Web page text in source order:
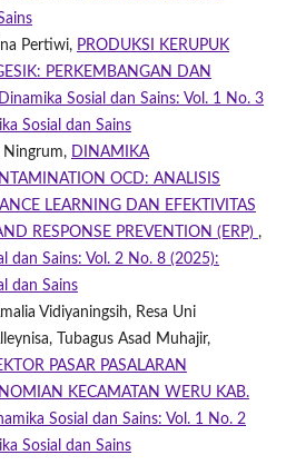
Pertiwi, PRODUKSI KERUPUK
PERKEMBANGAN DAN
Sosial dan Sains: Vol. 1 No. 3
Sosial dan Sains
Ningrum, DINAMIKA
OCD: ANALISIS
LEARNING DAN EFEKTIVITAS
RESPONSE PREVENTION (ERP) ,
dan Sains: Vol. 2 No. 8 (2025):
dan Sains
Vidiyaningsih, Resa Uni
Tubagus Asad Muhajir,
PASAR PASALARAN
KECAMATAN WERU KAB.
Sosial dan Sains: Vol. 1 No. 2
Sosial dan Sains